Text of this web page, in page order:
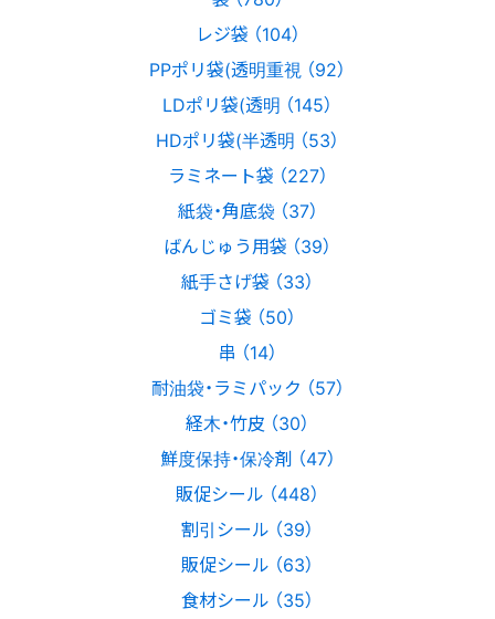
レジ袋 （104）
PPポリ袋(透明重視 （92）
LDポリ袋(透明 （145）
HDポリ袋(半透明 （53）
ラミネート袋 （227）
紙袋・角底袋 （37）
ばんじゅう用袋 （39）
紙手さげ袋 （33）
ゴミ袋 （50）
串 （14）
耐油袋・ラミパック （57）
経木・竹皮 （30）
鮮度保持・保冷剤 （47）
販促シール （448）
割引シール （39）
販促シール （63）
食材シール （35）